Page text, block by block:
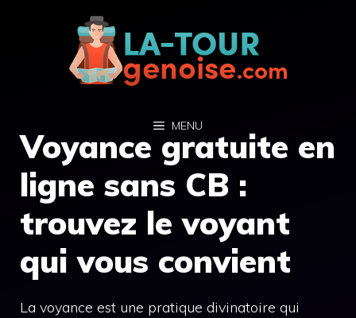
MENU
Voyance gratuite en
ligne sans CB :
trouvez le voyant
qui vous convient
La voyance est une pratique divinatoire qui